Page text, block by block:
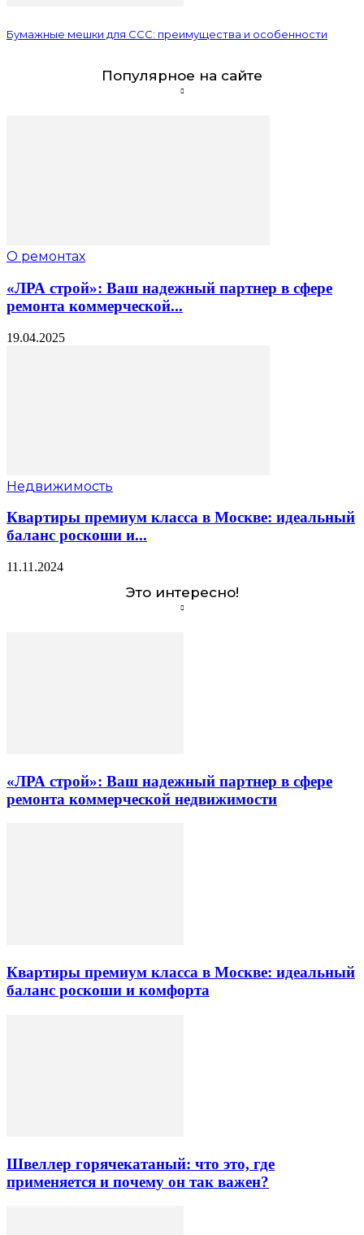
Бумажные мешки для ССС: преимущества и особенности
Популярное на сайте
О ремонтах
«ЛРА строй»: Ваш надежный партнер в сфере
ремонта коммерческой...
19.04.2025
Недвижимость
Квартиры премиум класса в Москве: идеальный
баланс роскоши и...
11.11.2024
Это интересно!
«ЛРА строй»: Ваш надежный партнер в сфере
ремонта коммерческой недвижимости
Квартиры премиум класса в Москве: идеальный
баланс роскоши и комфорта
Швеллер горячекатаный: что это, где
применяется и почему он так важен?